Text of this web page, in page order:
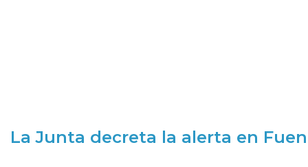
La Junta decreta la alerta en